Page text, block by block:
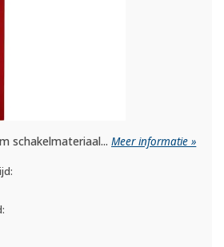
schakelmateriaal...Meer informatie »